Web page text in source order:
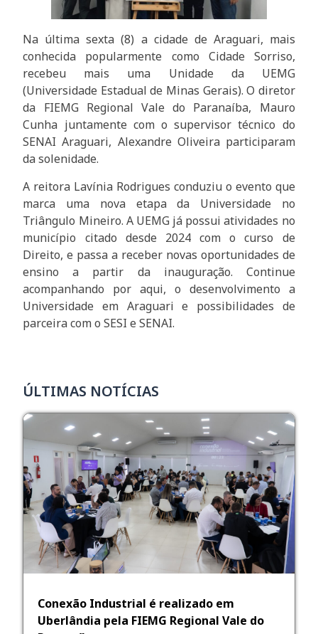
Na última sexta (8) a cidade de Araguari, mais
conhecida popularmente como Cidade Sorriso,
recebeu mais uma Unidade da UEMG
(Universidade Estadual de Minas Gerais). O diretor
da FIEMG Regional Vale do Paranaíba, Mauro
Cunha juntamente com o supervisor técnico do
SENAI Araguari, Alexandre Oliveira participaram
da solenidade.
A reitora Lavínia Rodrigues conduziu o evento que
marca uma nova etapa da Universidade no
Triângulo Mineiro. A UEMG já possui atividades no
município citado desde 2024 com o curso de
Direito, e passa a receber novas oportunidades de
ensino a partir da inauguração. Continue
acompanhando por aqui, o desenvolvimento a
Universidade em Araguari e possibilidades de
parceira com o SESI e SENAI.
ÚLTIMAS NOTÍCIAS
Conexão Industrial é realizado em
Uberlândia pela FIEMG Regional Vale do